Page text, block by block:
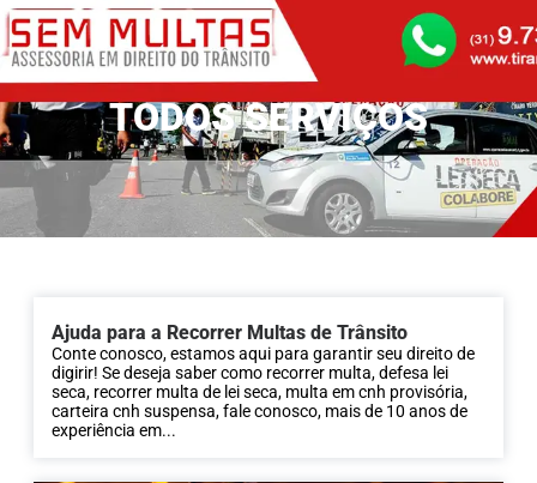
TODOS SERVIÇOS
Ajuda para a Recorrer Multas de Trânsito
Conte conosco, estamos aqui para garantir seu direito de
digirir! Se deseja saber como recorrer multa, defesa lei
seca, recorrer multa de lei seca, multa em cnh provisória,
carteira cnh suspensa, fale conosco, mais de 10 anos de
experiência em...